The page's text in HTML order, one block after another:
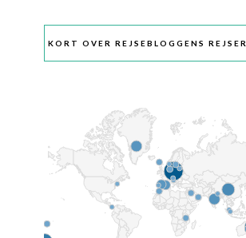
KORT OVER REJSEBLOGGENS REJSER